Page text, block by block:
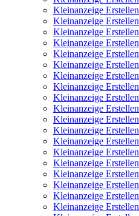
Kleinanzeige Erstellen
Kleinanzeige Erstellen
Kleinanzeige Erstellen
Kleinanzeige Erstellen
Kleinanzeige Erstellen
Kleinanzeige Erstellen
Kleinanzeige Erstellen
Kleinanzeige Erstellen
Kleinanzeige Erstellen
Kleinanzeige Erstellen
Kleinanzeige Erstellen
Kleinanzeige Erstellen
Kleinanzeige Erstellen
Kleinanzeige Erstellen
Kleinanzeige Erstellen
Kleinanzeige Erstellen
Kleinanzeige Erstellen
Kleinanzeige Erstellen
Kleinanzeige Erstellen